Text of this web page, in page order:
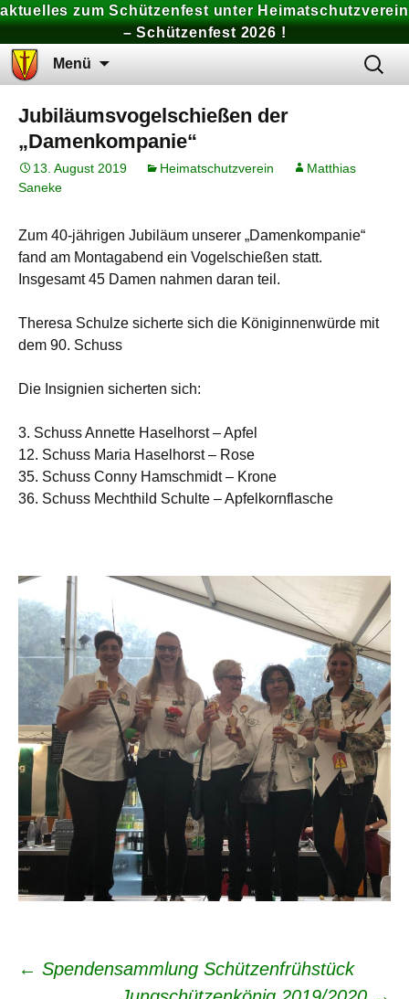
aktuelles zum Schützenfest unter Heimatschutzverein
– Schützenfest 2026 !
Menü
Suchen
nach:
Jubiläumsvogelschießen der
„Damenkompanie“
13. August 2019 Heimatschutzverein
Matthias
Saneke
Zum 40-jährigen Jubiläum unserer „Damenkompanie“
fand am Montagabend ein Vogelschießen statt.
Insgesamt 45 Damen nahmen daran teil.
Theresa Schulze sicherte sich die Königinnenwürde mit
dem 90. Schuss
Die Insignien sicherten sich:
3. Schuss Annette Haselhorst – Apfel
12. Schuss Maria Haselhorst – Rose
35. Schuss Conny Hamschmidt – Krone
36. Schuss Mechthild Schulte – Apfelkornflasche
Beitrags-
← Spendensammlung Schützenfrühstück